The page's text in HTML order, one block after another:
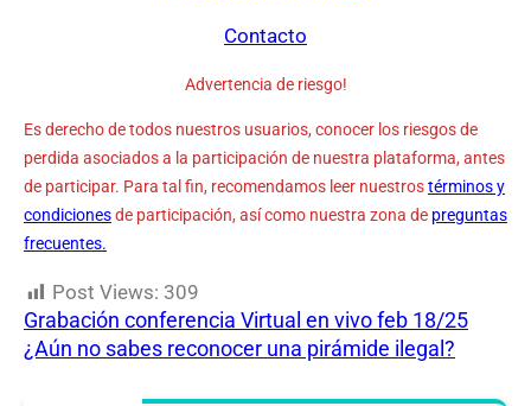
Contacto
Advertencia de riesgo!
Es derecho de todos nuestros usuarios, conocer los riesgos de
perdida asociados a la participación de nuestra plataforma, antes
de participar. Para tal fin, recomendamos leer nuestrostérminos y
condicionesde participación, así como nuestra zona de preguntas
frecuentes.
Post Views: 309
Grabación conferencia Virtual en vivo feb 18/25
¿Aún no sabes reconocer una pirámide ilegal?